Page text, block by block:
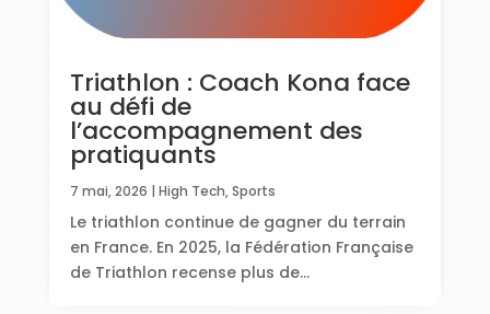
Triathlon : Coach Kona face
au défi de
l’accompagnement des
pratiquants
7 mai, 2026 | High Tech,Sports
Le triathlon continue de gagner du terrain
en France. En 2025, la Fédération Française
de Triathlon recense plus de...